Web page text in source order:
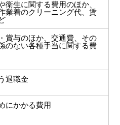
衛生に関する費用のほか、
業着のクリーニング代、賃
賞与のほか、交通費、その
のない各種手当に関する費
退職金
にかかる費用